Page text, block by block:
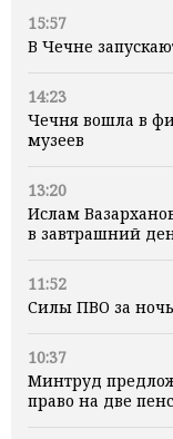
15:57
В Чечне
14:23
Чечня вошла в
музеев
13:20
Ислам
в завтрашний
11:52
Силы ПВО за
10:37
Минтруд
право на две